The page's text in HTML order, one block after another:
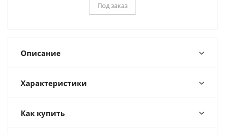
Под заказ
Описание
Характеристики
Как купить